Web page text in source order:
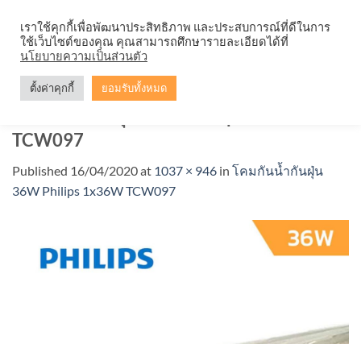
content
TCW097
Published 16/04/2020at 1037 × 946 in โคมกันน้ำกันฝุ่น
36W Philips 1x36W TCW097
เราใช้คุกกี้เพื่อพัฒนาประสิทธิภาพ และประสบการณ์ที่ดีในการ
ใช้เว็บไซต์ของคุณ คุณสามารถศึกษารายละเอียดได้ที่
นโยบายความเป็นส่วนตัว
ตั้งค่าคุกกี้ ยอมรับทั้งหมด